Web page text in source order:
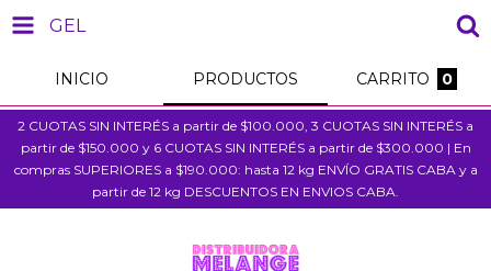
GEL
INICIO PRODUCTOS CARRITO 0
2 CUOTAS SIN INTERÉS a partir de $100.000, 3 CUOTAS SIN INTERÉS a
partir de $150.000 y 6 CUOTAS SIN INTERÉS a partir de $300.000 | En
compras SUPERIORES a $190.000: hasta 12 kg ENVÍO GRATIS CABA y a
partir de 12 kg DESCUENTOS EN ENVIOS CABA.